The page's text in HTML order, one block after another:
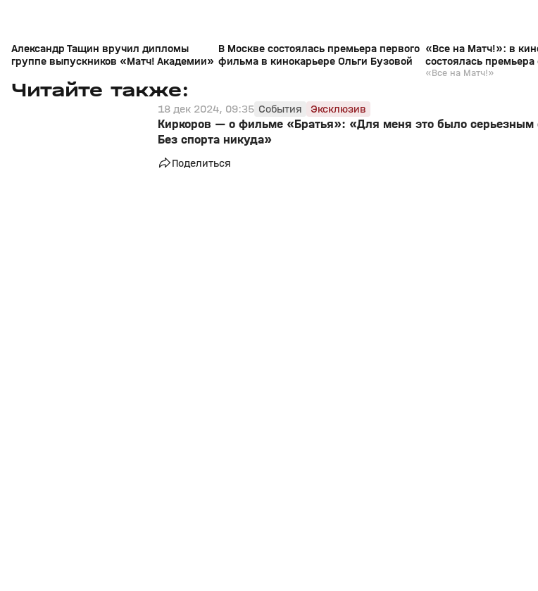
Александр Тащин вручил дипломы
группе выпускников «Матч! Академии»
В Москве состоялась премьера первого
фильма в кинокарьере Ольги Бузовой
«Все на Матч!»: в
состоялась
«Простоквашино»
«Все на Матч!»
Читайте также:
18 дек 2024, 09:35 События Эксклюзив
Киркоров — о фильме «Братья»: «Для меня это было
Без спорта никуда»
Поделиться